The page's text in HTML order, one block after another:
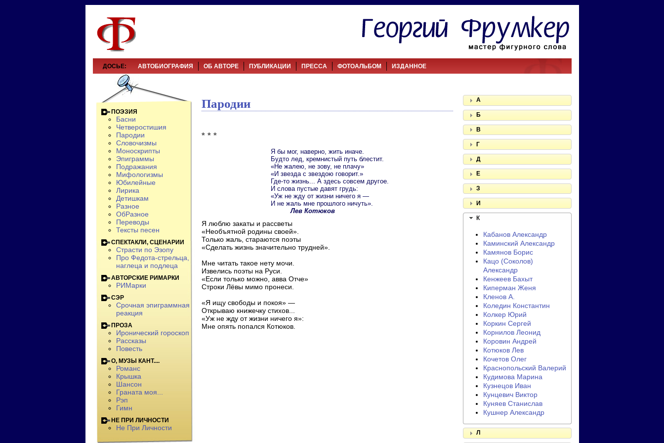
ДОСЬЕ: АВТОБИОГРАФИЯ ОБ АВТОРЕ ПУБЛИКАЦИИ ПРЕССА ФОТОАЛЬБОМ ИЗДАННОЕ
Пародии
* * *
Я бы мог, наверно, жить иначе.
Будто лед, кремнистый путь блестит.
«Не жалею, не зову, не плачу»
«И звезда с звездою говорит.»
Где-то жизнь... А здесь совсем другое.
И слова пустые давят грудь:
«Уж не жду от жизни ничего я —
И не жаль мне прошлого ничуть».
Лев Котюков
Я люблю закаты и рассветы
«Необъятной родины своей».
Только жаль, стараются поэты
«Сделать жизнь значительно трудней».
Мне читать такое нету мочи.
Извелись поэты на Руси.
«Если только можно, авва Отче»
Строки Лёвы мимо пронеси.
«Я ищу свободы и покоя» —
Открываю книжечку стихов...
«Уж не жду от жизни ничего я»:
Мне опять попался Котюков.
ПОЭЗИЯ
Басни
Четверостишия
Пародии
Словочизмы
Моноскрипты
Эпиграммы
Подражания
Мифологизмы
Юбилейные
Лирика
Детишкам
Разное
ОбРазное
Переводы
Тексты песен
СПЕКТАКЛИ, СЦЕНАРИИ
Страсти по Эзопу
Про Федота-стрельца,
наглеца и подлеца
АВТОРСКИЕ РИМАРКИ
РИМарки
СЭР
Срочная эпиграммная
реакция
ПРОЗА
Иронический гороскоп
Рассказы
Повесть
О, МУЗЫ КАНТ....
Романс
Крышка
Шансон
Граната моя...
Рэп
Гимн
НЕ ПРИ ЛИЧНОСТИ
Не При Личности
А
Б
В
Г
Д
Е
З
И
К
Кабанов Александр
Каминский Александр
Камянов Борис
Кацо (Соколов)
Александр
Кенжеев Бахыт
Киперман Женя
Кленов А.
Коледин Константин
Колкер Юрий
Коркин Сергей
Корнилов Леонид
Коровин Андрей
Котюков Лев
Кочетов Олег
Краснопольский Валерий
Кудимова Марина
Кузнецов Иван
Кунцевич Виктор
Куняев Станислав
Кушнер Александр
Л